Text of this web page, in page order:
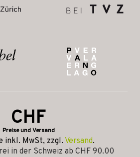
CHF
Preise und Versand
inkl. MwSt, zzgl. Versand.
in der Schweiz ab CHF 90.00